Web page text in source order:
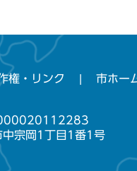
権・リンク 市ホー
宗岡1丁目1番1号